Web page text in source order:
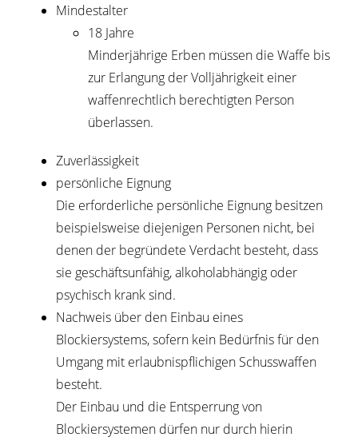
Mindestalter
18 Jahre
Minderjährige Erben müssen die Waffe bis
zur Erlangung der Volljährigkeit einer
waffenrechtlich berechtigten Person
überlassen.
Zuverlässigkeit
persönliche Eignung
Die erforderliche persönliche Eignung besitzen
beispielsweise diejenigen Personen nicht, bei
denen der begründete Verdacht besteht, dass
sie geschäftsunfähig, alkoholabhängig oder
psychisch krank sind.
Nachweis über den Einbau eines
Blockiersystems, sofern kein Bedürfnis für den
Umgang mit erlaubnispflichigen Schusswaffen
besteht.
Der Einbau und die Entsperrung von
Blockiersystemen dürfen nur durch hierin